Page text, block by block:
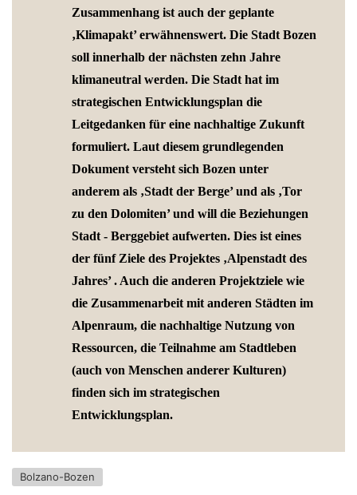
Zusammenhang ist auch der geplante
‚Klimapakt’ erwähnenswert. Die Stadt Bozen
soll innerhalb der nächsten zehn Jahre
klimaneutral werden. Die Stadt hat im
strategischen Entwicklungsplan die
Leitgedanken für eine nachhaltige Zukunft
formuliert. Laut diesem grundlegenden
Dokument versteht sich Bozen unter
anderem als ‚Stadt der Berge’ und als ‚Tor
zu den Dolomiten’ und will die Beziehungen
Stadt - Berggebiet aufwerten. Dies ist eines
der fünf Ziele des Projektes ‚Alpenstadt des
Jahres’ . Auch die anderen Projektziele wie
die Zusammenarbeit mit anderen Städten im
Alpenraum, die nachhaltige Nutzung von
Ressourcen, die Teilnahme am Stadtleben
(auch von Menschen anderer Kulturen)
finden sich im strategischen
Entwicklungsplan.
Bolzano-Bozen